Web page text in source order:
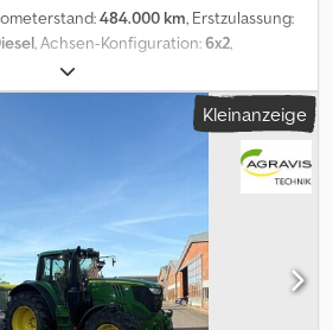
484.000 km, Erstzulassung:
, Achsen-Konfiguration:6x2,
, Kraftstoff:Diesel
Automatisch, Emissionsklasse:Euro5,
- Rückwärtsfahrkamera -
= Meiller Haaksteem
– Rockinger – ausfahrbarer
– Rundumleuchten – Kamera –
– Leergewicht 10.760 kg – Radstand
= Vorderachse: Gelenkt;
Hinterachse 1: Federung: Luftfederung
Kleinanzeige